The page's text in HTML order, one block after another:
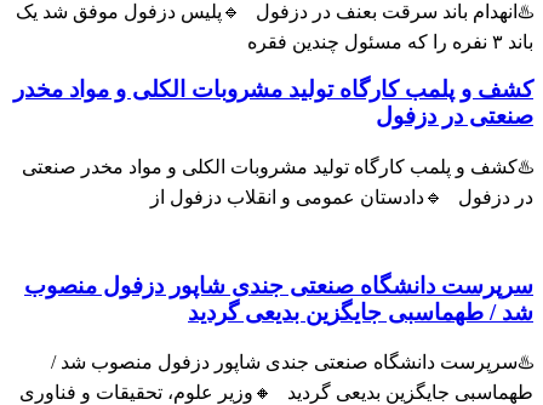
باند سرقت بعنف در دزفول 🔹پلیس دزفول موفق شد یک
و پلمب کارگاه تولید مشروبات الکلی و مواد مخدر
در دزفول
و پلمب کارگاه تولید مشروبات الکلی و مواد مخدر صنعتی
🔹دادستان عمومی و انقلاب دزفول از
دانشگاه صنعتی جندی شاپور دزفول منصوب
طهماسبی جایگزین بدیعی گردید
دانشگاه صنعتی جندی شاپور دزفول منصوب شد /
جایگزین بدیعی گردید 🔸وزیر علوم، تحقیقات و فناوری